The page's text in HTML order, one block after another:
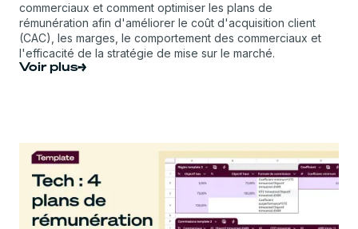
commerciaux et comment optimiser les plans de
rémunération afin d'améliorer le coût d'acquisition client
(CAC), les marges, le comportement des commerciaux et
l'efficacité de la stratégie de mise sur le marché.
Voir plus